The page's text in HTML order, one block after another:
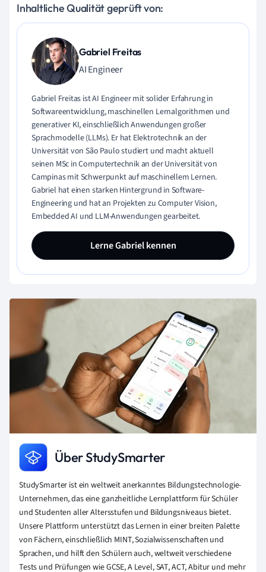
Inhaltliche Qualität geprüft von:
Gabriel Freitas
AI Engineer
Gabriel Freitas ist AI Engineer mit solider Erfahrung in
Softwareentwicklung, maschinellen Lernalgorithmen und
generativer KI, einschließlich Anwendungen großer
Sprachmodelle (LLMs). Er hat Elektrotechnik an der
Universität von São Paulo studiert und macht aktuell
seinen MSc in Computertechnik an der Universität von
Campinas mit Schwerpunkt auf maschinellem Lernen.
Gabriel hat einen starken Hintergrund in Software-
Engineering und hat an Projekten zu Computer Vision,
Embedded AI und LLM-Anwendungen gearbeitet.
Lerne Gabriel kennen
Über StudySmarter
StudySmarter ist ein weltweit anerkanntes Bildungstechnologie-
Unternehmen, das eine ganzheitliche Lernplattform für Schüler
und Studenten aller Altersstufen und Bildungsniveaus bietet.
Unsere Plattform unterstützt das Lernen in einer breiten Palette
von Fächern, einschließlich MINT, Sozialwissenschaften und
Sprachen, und hilft den Schülern auch, weltweit verschiedene
Tests und Prüfungen wie GCSE, A Level, SAT, ACT, Abitur und mehr